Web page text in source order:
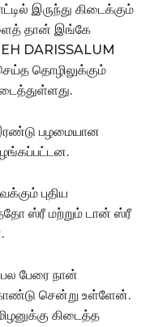
இருந்து கிடைக்கும்
தான் இங்கே
DARISSALUM
செய்த தொழிலுக்கும்
இரண்டு பழமையான
புதிய
ஸ்ரீ மற்றும் டான் ஸ்ரீ
பேரை நான்
சென்று உள்ளேன்.
கிடைத்த